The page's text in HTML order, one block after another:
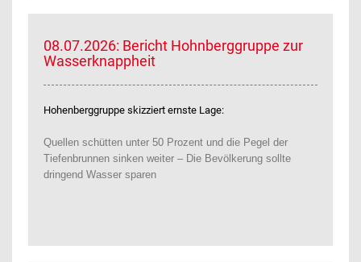
08.07.2026: Bericht Hohnberggruppe zur
Wasserknappheit
Hohenberggruppe skizziert ernste Lage:
Quellen schütten unter 50 Prozent und die Pegel der
Tiefenbrunnen sinken weiter – Die Bevölkerung sollte
dringend Wasser sparen